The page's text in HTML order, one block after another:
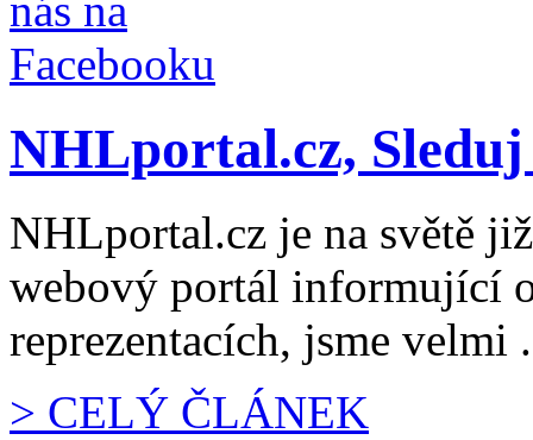
NHLportal.cz, Sleduj
NHLportal.cz je na světě
webový portál informující
reprezentacích, jsme velmi
> CELÝ ČLÁNEK